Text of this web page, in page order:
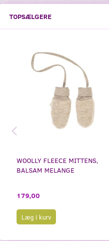
TOPSÆLGERE
WOOLLY FLEECE MITTENS,
BALSAM MELANGE
179,00
Læg i kurv